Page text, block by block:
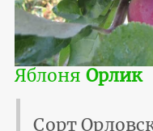
Яблоня Орлик
Сорт